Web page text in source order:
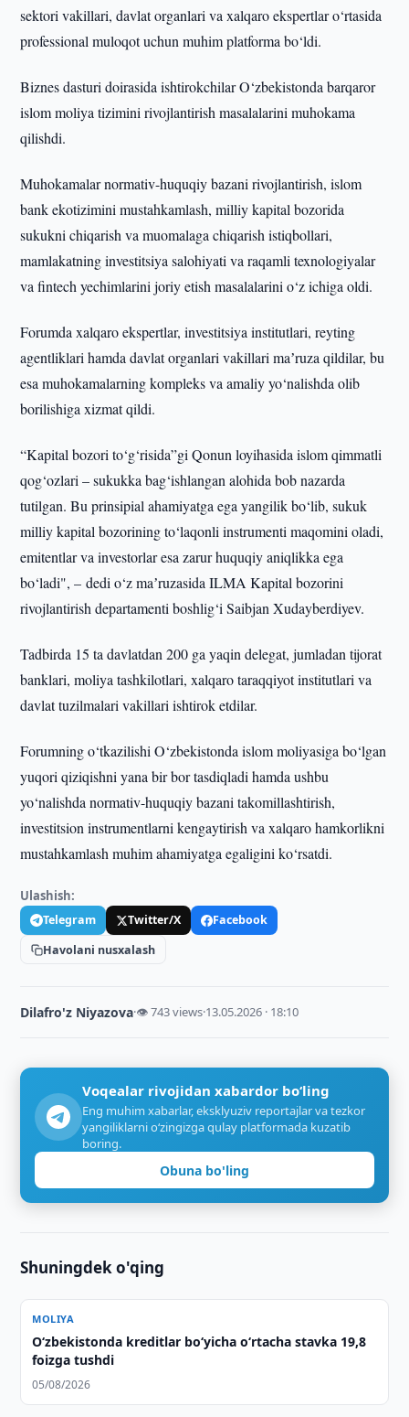
sektori vakillari, davlat organlari va xalqaro ekspertlar o‘rtasida
professional muloqot uchun muhim platforma bo‘ldi.
Biznes dasturi doirasida ishtirokchilar O‘zbekistonda barqaror
islom moliya tizimini rivojlantirish masalalarini muhokama
qilishdi.
Muhokamalar normativ-huquqiy bazani rivojlantirish, islom
bank ekotizimini mustahkamlash, milliy kapital bozorida
sukukni chiqarish va muomalaga chiqarish istiqbollari,
mamlakatning investitsiya salohiyati va raqamli texnologiyalar
va fintech yechimlarini joriy etish masalalarini o‘z ichiga oldi.
Forumda xalqaro ekspertlar, investitsiya institutlari, reyting
agentliklari hamda davlat organlari vakillari maʼruza qildilar, bu
esa muhokamalarning kompleks va amaliy yo‘nalishda olib
borilishiga xizmat qildi.
“Kapital bozori to‘g‘risida”gi Qonun loyihasida islom qimmatli
qog‘ozlari – sukukka bag‘ishlangan alohida bob nazarda
tutilgan. Bu prinsipial ahamiyatga ega yangilik bo‘lib, sukuk
milliy kapital bozorining to‘laqonli instrumenti maqomini oladi,
emitentlar va investorlar esa zarur huquqiy aniqlikka ega
bo‘ladi", – dedi o‘z maʼruzasida ILMA Kapital bozorini
rivojlantirish departamenti boshlig‘i Saibjan Xudayberdiyev.
Tadbirda 15 ta davlatdan 200 ga yaqin delegat, jumladan tijorat
banklari, moliya tashkilotlari, xalqaro taraqqiyot institutlari va
davlat tuzilmalari vakillari ishtirok etdilar.
Forumning o‘tkazilishi O‘zbekistonda islom moliyasiga bo‘lgan
yuqori qiziqishni yana bir bor tasdiqladi hamda ushbu
yo‘nalishda normativ-huquqiy bazani takomillashtirish,
investitsion instrumentlarni kengaytirish va xalqaro hamkorlikni
mustahkamlash muhim ahamiyatga egaligini ko‘rsatdi.
Ulashish:
Telegram Twitter/X
Facebook
Havolani nusxalash
Dilafro'z Niyazova·👁 743 views·13.05.2026 · 18:10
Voqealar rivojidan xabardor bo‘ling
Eng muhim xabarlar, eksklyuziv reportajlar va tezkor
yangiliklarni o‘zingizga qulay platformada kuzatib
boring.
Obuna bo'ling
Shuningdek o'qing
MOLIYA
O‘zbekistonda kreditlar bo‘yicha o‘rtacha stavka 19,8
foizga tushdi
05/08/2026